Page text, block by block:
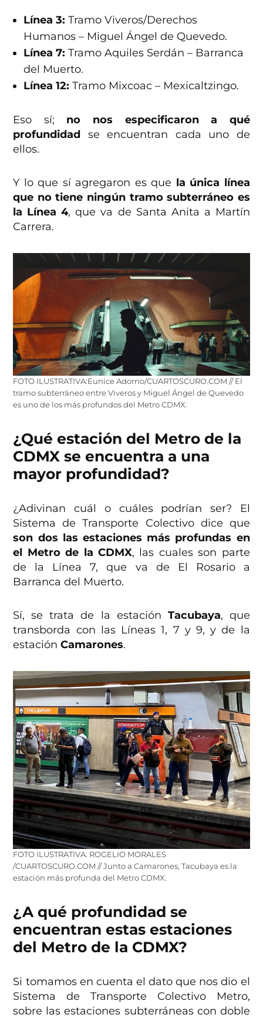
Línea 3: Tramo Viveros/Derechos
Humanos – Miguel Ángel de Quevedo.
Línea 7: Tramo Aquiles Serdán – Barranca
del Muerto.
Línea 12: Tramo Mixcoac – Mexicaltzingo.
Eso sí; no nos especificaron a qué
profundidad se encuentran cada uno de
ellos.
Y lo que sí agregaron es que la única línea
que no tiene ningún tramo subterráneo es
la Línea 4, que va de Santa Anita a Martín
Carrera.
FOTO ILUSTRATIVA:Eunice Adorno/CUARTOSCURO.COM // El
tramo subterráneo entre Viveros y Miguel Ángel de Quevedo
es uno de los más profundos del Metro CDMX.
¿Qué estación del Metro de la
CDMX se encuentra a una
mayor profundidad?
¿Adivinan cuál o cuáles podrían ser? El
Sistema de Transporte Colectivo dice que
son dos las estaciones más profundas en
el Metro de la CDMX, las cuales son parte
de la Línea 7, que va de El Rosario a
Barranca del Muerto.
Sí, se trata de la estación Tacubaya, que
transborda con las Líneas 1, 7 y 9, y de la
estaciónCamarones.
FOTO ILUSTRATIVA: ROGELIO MORALES
/CUARTOSCURO.COM // Junto a Camarones, Tacubaya es la
estación más profunda del Metro CDMX.
¿A qué profundidad se
encuentran estas estaciones
del Metro de la CDMX?
Si tomamos en cuenta el dato que nos dio el
Sistema de Transporte Colectivo Metro,
sobre las estaciones subterráneas con doble